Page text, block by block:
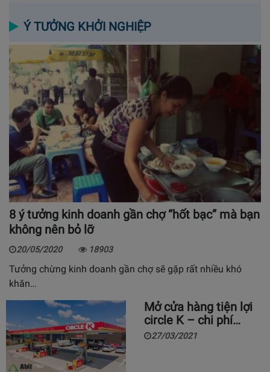
Ý TƯỞNG KHỞI NGHIỆP
8 ý tưởng kinh doanh gần chợ “hốt bạc” mà bạn
không nên bỏ lỡ
20/05/2020 18903
Tưởng chừng kinh doanh gần chợ sẽ gặp rất nhiều khó
khăn…
Mở cửa hàng tiện lợi
circle K – chi phí…
27/03/2021